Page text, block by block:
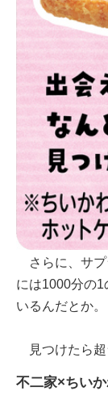
さらに、サプ
には1000分の1
いるんだとか。
見つけたら超
不二家×ちい